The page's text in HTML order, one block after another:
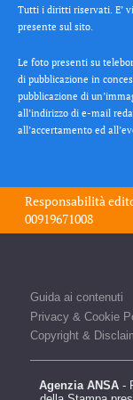
Tutti i diritti riservati. E’
presente sul sito.
Le foto presenti su
di pubblicazione in
pubblicazione di
all’indirizzo di e-mail
all’accertamento ed
Responsabilità
00919671008
Guida ai contenuti
Privacy & Cookie
Copyright &
Agenzia ANSA -